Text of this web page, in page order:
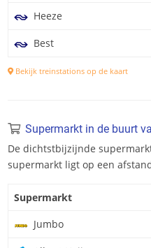
Heeze
Best
Bekijk treinstations op de kaart
Supermarkt in de buurt
De dichtstbijzijnde
supermarkt ligt op een
Supermarkt
Jumbo